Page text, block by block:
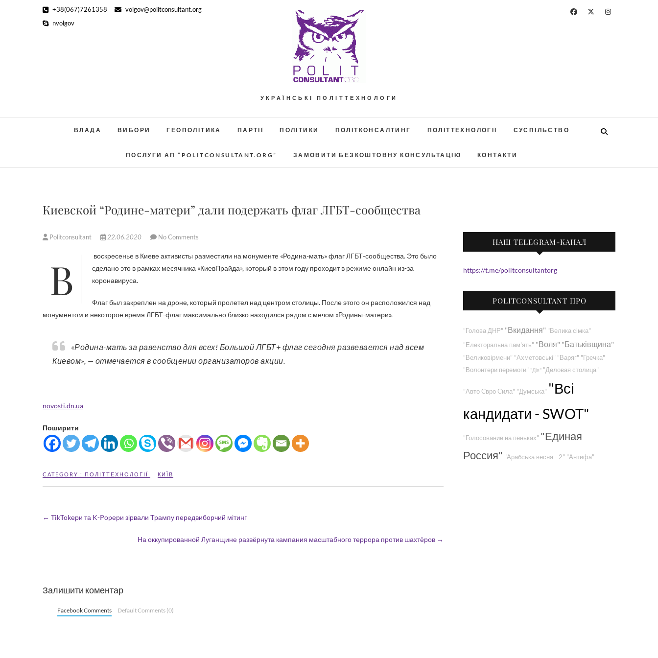
+38(067)7261358
volgov@politconsultant.org
nvolgov
УКРАЇНСЬКІ ПОЛІТТЕХНОЛОГИ
ВЛАДА ВИБОРИ ГЕОПОЛІТИКА ПАРТІЇ ПОЛІТИКИ ПОЛІТКОНСАЛТИНГ ПОЛІТТЕХНОЛОГІЇ СУСПІЛЬСТВО
ПОСЛУГИ АП “POLITCONSULTANT.ORG” ЗАМОВИТИ БЕЗКОШТОВНУ КОНСУЛЬТАЦІЮ КОНТАКТИ
Киевской “Родине-матери” дали подержать флаг ЛГБТ-сообщества
Politconsultant 22.06.2020 No Comments
В воскресенье в Киеве активисты разместили на монументе «Родина-мать» флаг ЛГБТ-сообщества. Это было
сделано это в рамках месячника «КиевПрайда», который в этом году проходит в режиме онлайн из-за
коронавируса.
Флаг был закреплен на дроне, который пролетел над центром столицы. После этого он расположился над
монументом и некоторое время ЛГБТ-флаг максимально близко находился рядом с мечом «Родины-матери».
«Родина-мать за равенство для всех! Большой ЛГБТ+ флаг сегодня развевается над всем
Киевом», — отмечается в сообщении организаторов акции.
novosti.dn.ua
Поширити
CATEGORY : ПОЛІТТЕХНОЛОГІЇ КИЇВ
← TikTokери та K-Popери зірвали Трампу передвиборчий мітинг
На оккупированной Луганщине развёрнута кампания масштабного террора против шахтёров →
Залишити коментар
Facebook Comments Default Comments (0)
НАШ TELEGRAM-КАНАЛ
https://t.me/politconsultantorg
POLITCONSULTANT ПРО
"Голова ДНР" "Вкидання" "Велика сімка"
"Електоральна пам'ять" "Воля" "Батьківщина"
"Великовірмени" "Ахметовські" "Варяг" "Гречка"
"Волонтери перемоги" "Дія" "Деловая столица"
"Авто Євро Сила" "Думська" "Всі
кандидати - SWOT"
"Голосование на пеньках" "Единая
Россия" "Арабська весна - 2" "Антифа"